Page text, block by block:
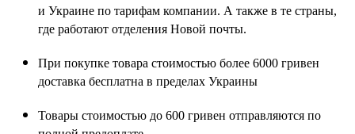
и Украине по тарифам компании. А также в те страны,
где работают отделения Новой почты.
При покупке товара стоимостью более 6000 гривен
доставка бесплатна в пределах Украины
Товары стоимостью до 600 гривен отправляются по